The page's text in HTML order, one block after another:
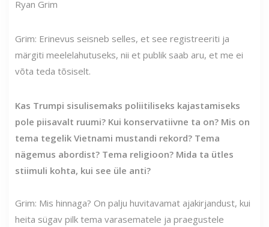
Ryan Grim
Grim: Erinevus seisneb selles, et see registreeriti ja
märgiti meelelahutuseks, nii et publik saab aru, et me ei
võta teda tõsiselt.
Kas Trumpi sisulisemaks poliitiliseks kajastamiseks
pole piisavalt ruumi? Kui konservatiivne ta on? Mis on
tema tegelik Vietnami mustandi rekord? Tema
nägemus abordist? Tema religioon? Mida ta ütles
stiimuli kohta, kui see üle anti?
Grim: Mis hinnaga? On palju huvitavamat ajakirjandust, kui
heita sügav pilk tema varasematele ja praegustele